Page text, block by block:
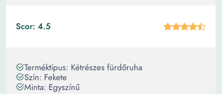
Scor: 4.5
Terméktípus: Kétrészes fürdőruha
Szín: Fekete
Minta: Egyszínű